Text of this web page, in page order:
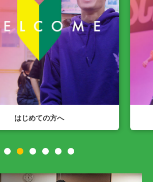
SPACE N公式Instagram
1 2 3 4 5